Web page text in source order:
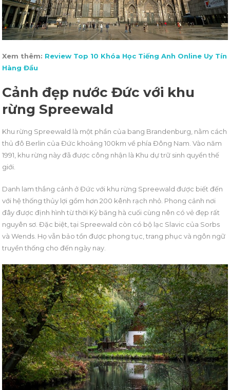
Xem thêm: Review Top 10 Khóa Học Tiếng Anh Online Uy Tín
Hàng Đầu
Cảnh đẹp nước Đức với khu
rừng Spreewald
Khu rừng Spreewald là một phần của bang Brandenburg, nằm cách
thủ đô Berlin của Đức khoảng 100km về phía Đông Nam. Vào năm
1991, khu rừng này đã được công nhận là Khu dự trữ sinh quyển thế
giới.
Danh lam thắng cảnh ở Đức với khu rừng Spreewald được biết đến
với hệ thống thủy lợi gồm hơn 200 kênh rạch nhỏ. Phong cảnh nơi
đây được định hình từ thời Kỷ băng hà cuối cùng nên có vẻ đẹp rất
nguyên sơ. Đặc biệt, tại Spreewald còn có bộ lạc Slavic của Sorbs
và Wends. Họ vẫn bảo tồn được phong tục, trang phục và ngôn ngữ
truyền thống cho đến ngày nay.